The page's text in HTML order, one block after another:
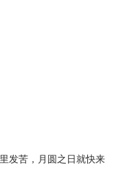
发苦，月圆之日就快来